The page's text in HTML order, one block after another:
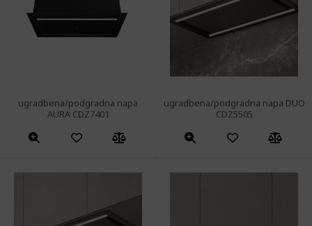
ugradbena/podgradna napa
AURA CDZ7401
ugradbena/podgradna napa DUO
CDZ5505